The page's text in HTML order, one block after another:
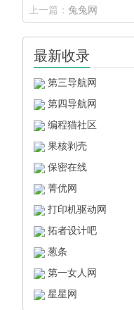
上一篇： 兔兔网
最新收录
第三导航网
第四导航网
编程猫社区
果核剥壳
保密在线
菁优网
打印机驱动网
拓者设计吧
葱条
第一女人网
星星网